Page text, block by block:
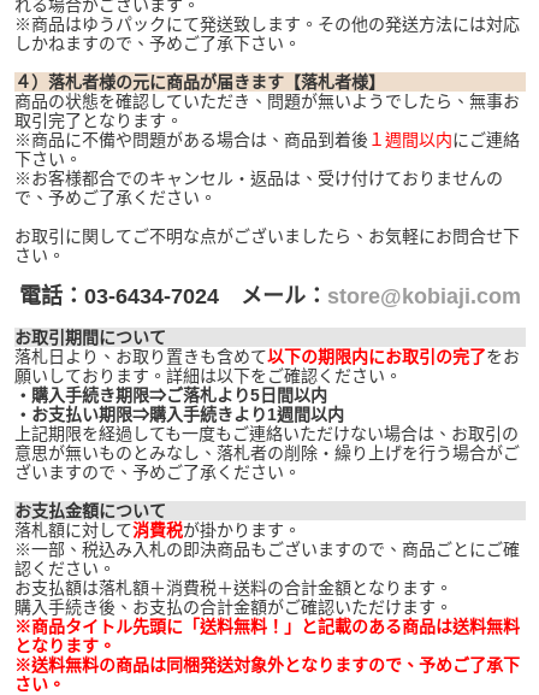
れる場合がございます。
※商品はゆうパックにて発送致します。その他の発送方法には対応
しかねますので、予めご了承下さい。
４）落札者様の元に商品が届きます【落札者様】
商品の状態を確認していただき、問題が無いようでしたら、無事お
取引完了となります。
※商品に不備や問題がある場合は、商品到着後 １週間以内にご連絡
下さい。
※お客様都合でのキャンセル・返品は、受け付けておりませんの
で、予めご了承ください。
お取引に関してご不明な点がございましたら、お気軽にお問合せ下
さい。
電話：03-6434-7024 メール： store@kobiaji.com
お取引期間について
落札日より、お取り置きも含めて以下の期限内にお取引の完了をお
願いしております。詳細は以下をご確認ください。
・購入手続き期限⇒ご落札より5日間以内
・お支払い期限⇒購入手続きより1週間以内
上記期限を経過しても一度もご連絡いただけない場合は、お取引の
意思が無いものとみなし、落札者の削除・繰り上げを行う場合がご
ざいますので、予めご了承ください。
お支払金額について
落札額に対して消費税が掛かります。
※一部、税込み入札の即決商品もございますので、商品ごとにご確
認ください。
お支払額は落札額＋消費税＋送料の合計金額となります。
購入手続き後、お支払の合計金額がご確認いただけます。
※商品タイトル先頭に「送料無料！」と記載のある商品は送料無料
となります。
※送料無料の商品は同梱発送対象外となりますので、予めご了承下
さい。